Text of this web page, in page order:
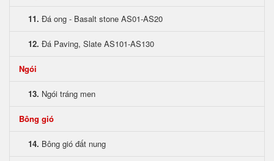
11. Đá ong - Basalt stone AS01-AS20
12. Đá Paving, Slate AS101-AS130
Ngói
13. Ngói tráng men
Bông gió
14. Bông gió đất nung